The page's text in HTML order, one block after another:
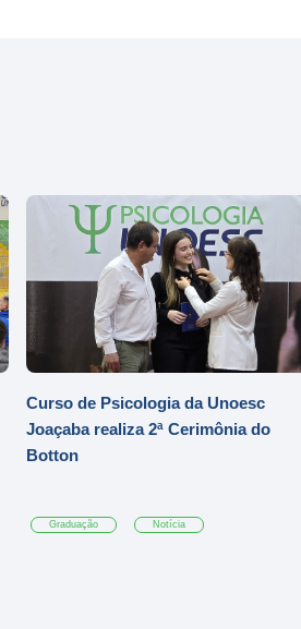
Curso de Psicologia da Unoesc
Joaçaba realiza 2ª Cerimônia do
Botton
Graduação Notícia